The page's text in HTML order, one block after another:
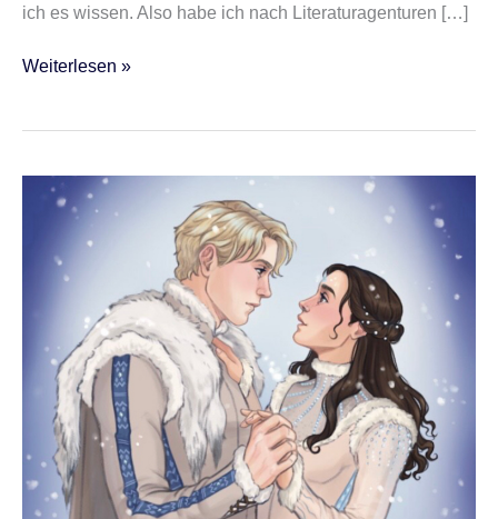
ich es wissen. Also habe ich nach Literaturagenturen […]
Weiterlesen »
Exklusive
Vorbestellaktionen